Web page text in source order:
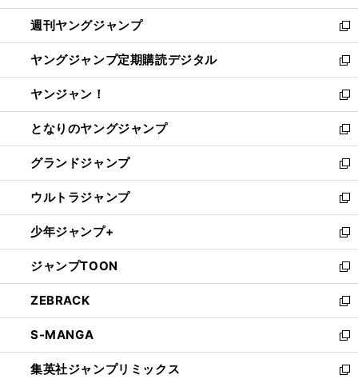
開
く
ウ
で
開
く
ン
ド
ウ
で
開
く
ウ
ィ
ン
ド
ウ
で
開
く
週刊ヤングジャンプ
新
し
い
ウ
ィ
ン
ド
ウ
で
開
く
ヤングジャンプ定期購読デジタル
新
し
い
ウ
ィ
ン
ド
ウ
で
開
く
ヤンジャン！
新
し
い
ウ
ィ
ン
ド
ウ
で
開
く
となりのヤングジャンプ
新
し
い
ウ
ィ
ン
ド
ウ
で
開
く
グランドジャンプ
新
し
い
ウ
ィ
ン
ド
ウ
で
開
く
ウルトラジャンプ
新
し
い
ウ
ィ
ン
ド
ウ
で
開
く
少年ジャンプ+
新
し
い
ウ
ィ
ン
ド
ウ
で
ジャンプTOON
新
し
い
ウ
ィ
ン
ド
ZEBRACK
新
し
い
ウ
ィ
S-MANGA
新
し
い
集英社ジャンプリミックス
新